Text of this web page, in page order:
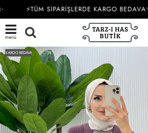
⚡TÜM SİPARİŞLERDE KARGO BEDAVA✨
menü
KARGO BEDAVA